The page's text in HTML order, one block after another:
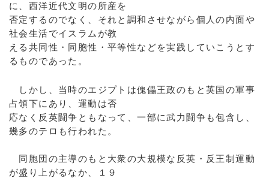
に、西洋近代文明の所産を
否定するのでなく、それと調和させながら個人の内面や
社会生活でイスラムが教
える共同性・同胞性・平等性などを実践していこうとす
るものであった。
しかし、当時のエジプトは傀儡王政のもと英国の軍事
占領下にあり、運動は否
応なく反英闘争ともなって、一部に武力闘争も包含し、
幾多のテロも行われた。
同胞団の主導のもと大衆の大規模な反英・反王制運動
が盛り上がるなか、１９